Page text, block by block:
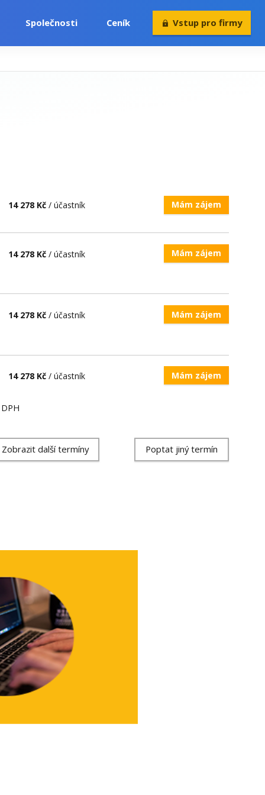
Společnosti Ceník Vstup pro firmy
14 278 Kč / účastník Mám zájem
14 278 Kč / účastník Mám zájem
14 278 Kč / účastník Mám zájem
14 278 Kč / účastník Mám zájem
Zobrazit další termíny Poptat jiný termín